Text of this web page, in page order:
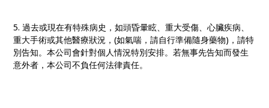
5. 過去或現在有特殊病史，如頭昏暈眩、重大受傷、心臟疾病、
重大手術或其他醫療狀況，(如氣喘，請自行準備隨身藥物)，請特
別告知。本公司會針對個人情況特別安排。若無事先告知而發生
意外者，本公司不負任何法律責任。